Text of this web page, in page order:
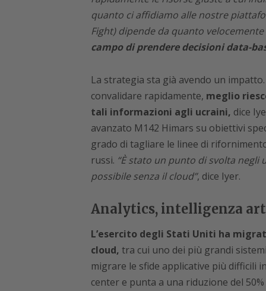
quanto ci affidiamo alle nostre
Fight) dipende da quanto velocemente
campo di prendere decisioni data-
La strategia sta già avendo un
convalidare rapidamente, meglio
tali informazioni agli ucraini, dice
avanzato M142 Himars su obiettivi
grado di tagliare le linee di
russi. “È stato un punto di svolta
possibile senza il cloud”, dice Iyer.
Analytics, intelligenza
L’esercito degli Stati Uniti ha
cloud, tra cui uno dei più grandi
migrare le sfide applicative più difficili
center e punta a una riduzione del